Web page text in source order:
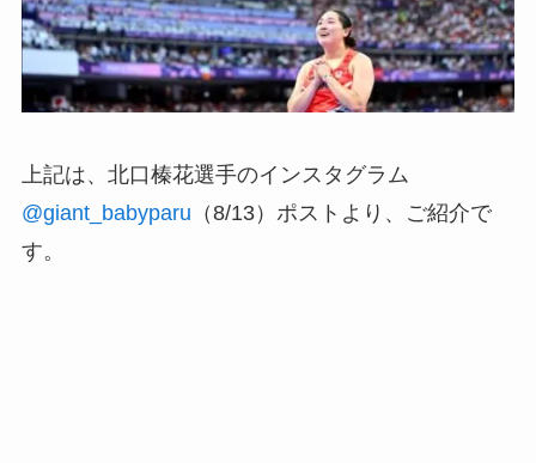
上記は、北口榛花選手のインスタグラム
@giant_babyparu （8/13）ポストより、ご紹介で
す。